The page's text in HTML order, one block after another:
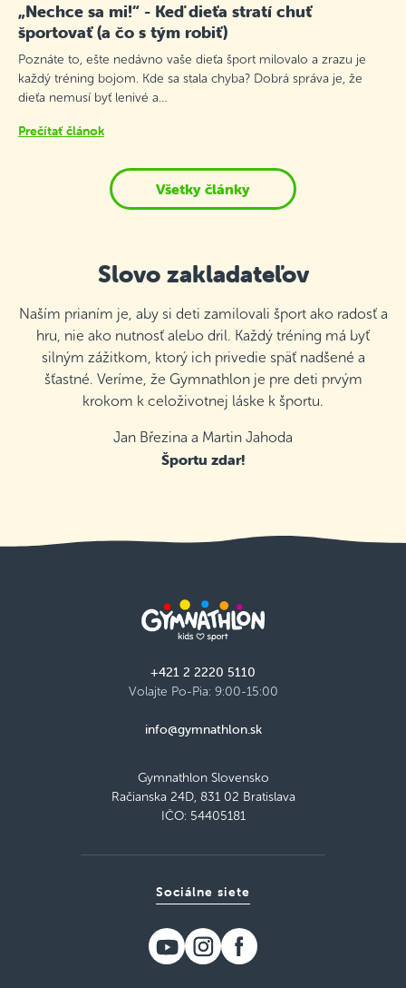
„Nechce sa mi!“ - Keď dieťa stratí chuť
športovať (a čo s tým robiť)
Poznáte to, ešte nedávno vaše dieťa šport milovalo a zrazu je
každý tréning bojom. Kde sa stala chyba? Dobrá správa je, že
dieťa nemusí byť lenivé a…
Prečítať článok
Všetky články
Slovo zakladateľov
Naším prianím je, aby si deti zamilovali šport ako radosť a
hru, nie ako nutnosť alebo dril. Každý tréning má byť
silným zážitkom, ktorý ich privedie späť nadšené a
šťastné. Veríme, že Gymnathlon je pre deti prvým
krokom k celoživotnej láske k športu.
Jan Březina a Martin Jahoda
Športu zdar!
+421 2 2220 5110
Volajte Po-Pia: 9:00-15:00
info@gymnathlon.sk
Gymnathlon Slovensko
Račianska 24D, 831 02 Bratislava
IČO: 54405181
Sociálne siete